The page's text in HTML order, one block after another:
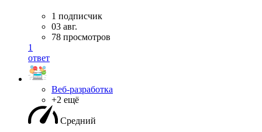
1 подписчик
03 авг.
78 просмотров
1
ответ
Веб-разработка
+2 ещё
Средний